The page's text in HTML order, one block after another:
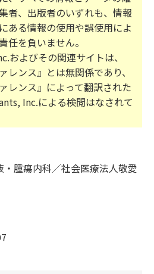
者、出版者のいずれも、情報
ある情報の使用や誤使用によ
任を負いません。
およびその関連サイトは、
レンス』とは無関係であり、
レンス』によって翻訳された
Inc.による検閲はなされて
腫瘍内科／社会医療法人敬愛